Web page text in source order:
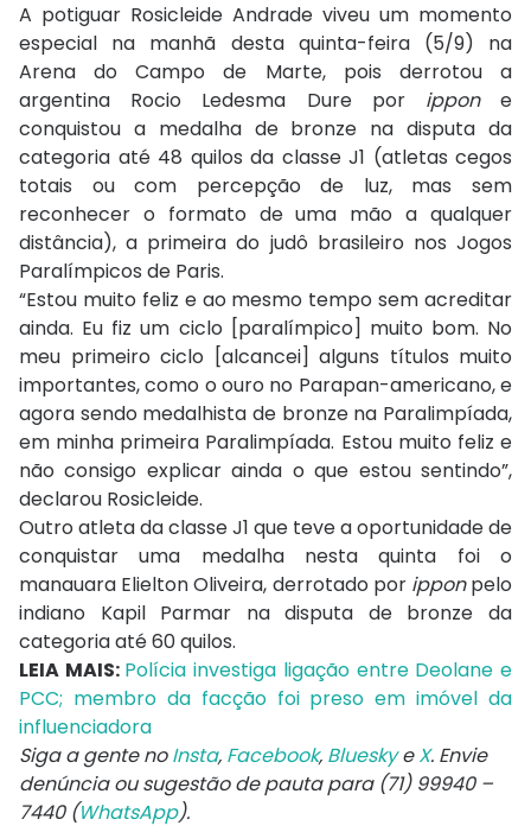
A potiguar Rosicleide Andrade viveu um momento
especial na manhã desta quinta-feira (5/9) na
Arena do Campo de Marte, pois derrotou a
argentina Rocio Ledesma Dure por ippone
conquistou a medalha de bronze na disputa da
categoria até 48 quilos da classe J1 (atletas cegos
totais ou com percepção de luz, mas sem
reconhecer o formato de uma mão a qualquer
distância), a primeira do judô brasileiro nos Jogos
Paralímpicos de Paris.
“Estou muito feliz e ao mesmo tempo sem acreditar
ainda. Eu fiz um ciclo [paralímpico] muito bom. No
meu primeiro ciclo [alcancei] alguns títulos muito
importantes, como o ouro no Parapan-americano, e
agora sendo medalhista de bronze na Paralimpíada,
em minha primeira Paralimpíada. Estou muito feliz e
não consigo explicar ainda o que estou sentindo”,
declarou Rosicleide.
Outro atleta da classe J1 que teve a oportunidade de
conquistar uma medalha nesta quinta foi o
manauara Elielton Oliveira, derrotado por ipponpelo
indiano Kapil Parmar na disputa de bronze da
categoria até 60 quilos.
LEIA MAIS: Polícia investiga ligação entre Deolane e
PCC; membro da facção foi preso em imóvel da
influenciadora
Siga a gente noInsta, Facebook, BlueskyeX. Envie
denúncia ou sugestão de pauta para (71) 99940 –
7440 (WhatsApp).